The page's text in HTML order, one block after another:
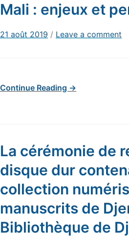
Mali : enjeux et
21 août 2019 / Leave a comment
Continue Reading →
La cérémonie de
disque dur
collection
manuscrits de
Bibliothèque de